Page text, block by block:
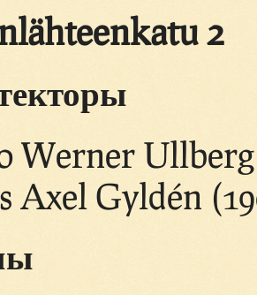
2
Werner Ullberg
Axel Gyldén